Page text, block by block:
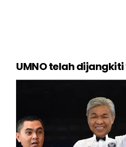
UMNO telah dijangkiti